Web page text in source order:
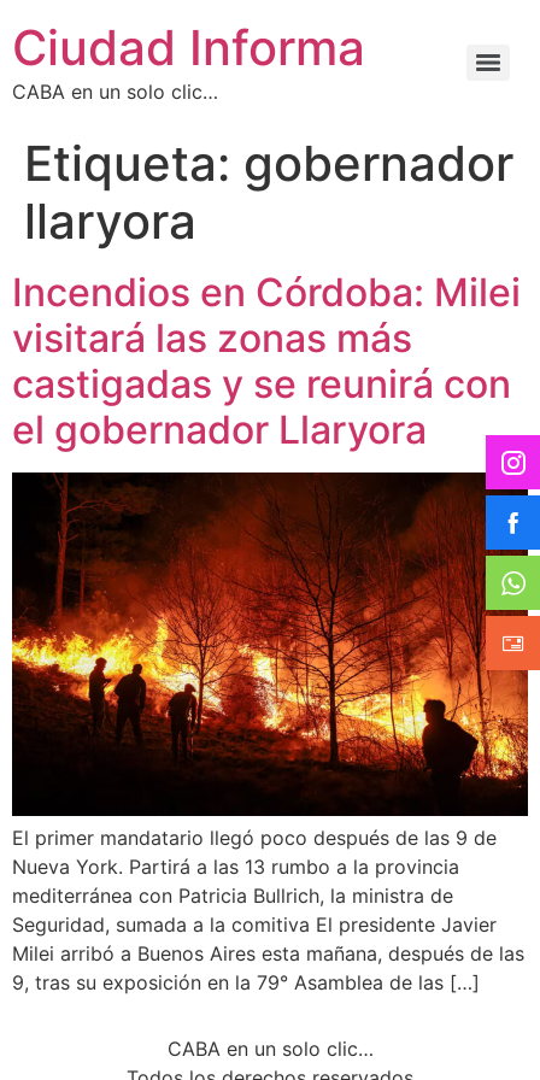
Ciudad Informa
CABA en un solo clic…
Etiqueta: gobernador
llaryora
Incendios en Córdoba: Milei
visitará las zonas más
castigadas y se reunirá con
el gobernador Llaryora
El primer mandatario llegó poco después de las 9 de
Nueva York. Partirá a las 13 rumbo a la provincia
mediterránea con Patricia Bullrich, la ministra de
Seguridad, sumada a la comitiva El presidente Javier
Milei arribó a Buenos Aires esta mañana, después de las
9, tras su exposición en la 79° Asamblea de las […]
CABA en un solo clic…